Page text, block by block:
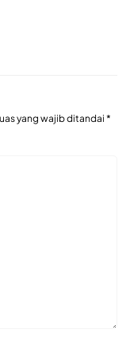
yang wajib ditandai *